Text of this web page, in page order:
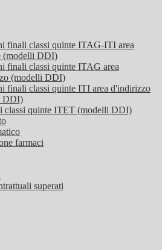
finali classi quinte ITAG-ITI area
(modelli DDI)
finali classi quinte ITAG area
(modelli DDI)
finali classi quinte ITI area d'indirizzo
DDI)
classi quinte ITET (modelli DDI)
farmaci
superati